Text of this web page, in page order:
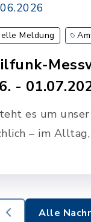
-
es um
– im
in der
der
Meldung
Lägerdorf
Alle